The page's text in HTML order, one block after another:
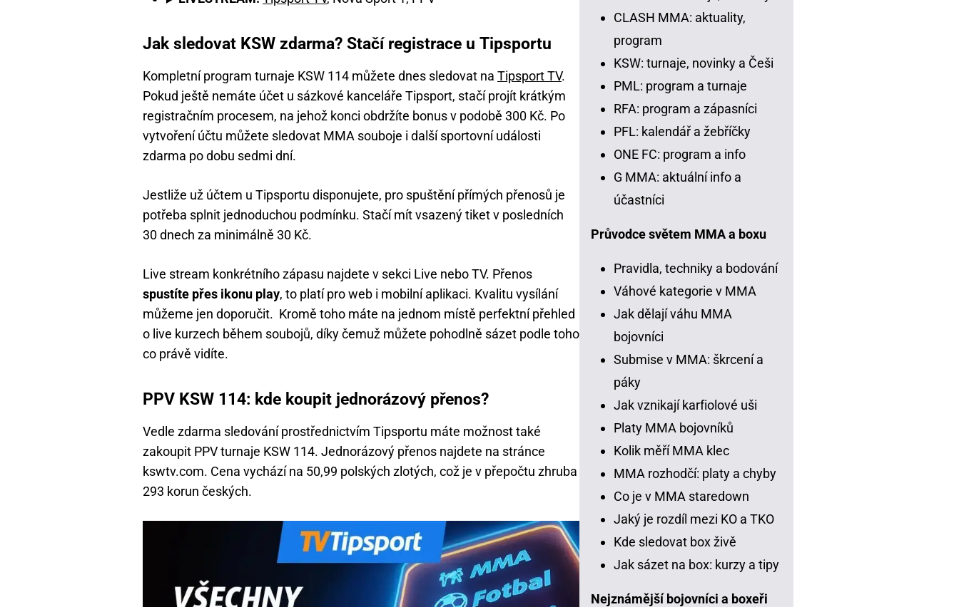
Jak sledovat KSW zdarma? Stačí registrace u Tipsportu
Kompletní program turnaje KSW 114 můžete dnes sledovat na Tipsport TV.
Pokud ještě nemáte účet u sázkové kanceláře Tipsport, stačí projít krátkým
registračním procesem, na jehož konci obdržíte bonus v podobě 300 Kč. Po
vytvoření účtu můžete sledovat MMA souboje i další sportovní události
zdarma po dobu sedmi dní.
Jestliže už účtem u Tipsportu disponujete, pro spuštění přímých přenosů je
potřeba splnit jednoduchou podmínku. Stačí mít vsazený tiket v posledních
30 dnech za minimálně 30 Kč.
Live stream konkrétního zápasu najdete v sekci Live nebo TV. Přenos
spustíte přes ikonu play, to platí pro web i mobilní aplikaci. Kvalitu vysílání
můžeme jen doporučit. Kromě toho máte na jednom místě perfektní přehled
o live kurzech během soubojů, díky čemuž můžete pohodlně sázet podle toho
co právě vidíte.
PPV KSW 114: kde koupit jednorázový přenos?
Vedle zdarma sledování prostřednictvím Tipsportu máte možnost také
zakoupit PPV turnaje KSW 114. Jednorázový přenos najdete na stránce
kswtv.com. Cena vychází na 50,99 polských zlotých, což je v přepočtu zhruba
293 korun českých.
CLASH MMA: aktuality,
program
KSW: turnaje, novinky a Češi
PML: program a turnaje
RFA: program a zápasníci
PFL: kalendář a žebříčky
ONE FC: program a info
G MMA: aktuální info a
účastníci
Průvodce světem MMA a boxu
Pravidla, techniky a bodování
Váhové kategorie v MMA
Jak dělají váhu MMA
bojovníci
Submise v MMA: škrcení a
páky
Jak vznikají karfiolové uši
Platy MMA bojovníků
Kolik měří MMA klec
MMA rozhodčí: platy a chyby
Co je v MMA staredown
Jaký je rozdíl mezi KO a TKO
Kde sledovat box živě
Jak sázet na box: kurzy a tipy
Nejznámější bojovníci a boxeři